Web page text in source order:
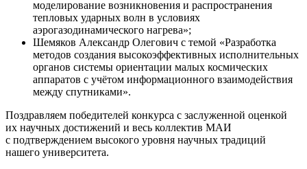
моделирование возникновения и распространения
тепловых ударных волн в условиях
аэрогазодинамического нагрева»;
Шемяков Александр Олегович с темой «Разработка
методов создания высокоэффективных исполнительных
органов системы ориентации малых космических
аппаратов с учётом информационного взаимодействия
между спутниками».
Поздравляем победителей конкурса с заслуженной оценкой
их научных достижений и весь коллектив МАИ
с подтверждением высокого уровня научных традиций
нашего университета.